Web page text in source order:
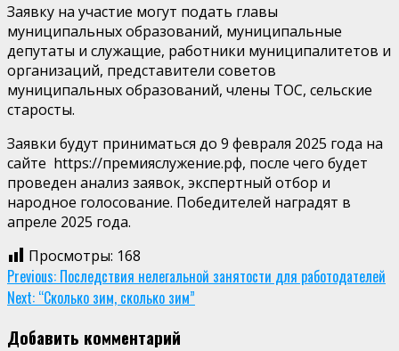
Заявку на участие могут подать главы
муниципальных образований, муниципальные
депутаты и служащие, работники муниципалитетов и
организаций, представители советов
муниципальных образований, члены ТОС, сельские
старосты.
Заявки будут приниматься до 9 февраля 2025 года на
сайте https://премияслужение.рф, после чего будет
проведен анализ заявок, экспертный отбор и
народное голосование. Победителей наградят в
апреле 2025 года.
Просмотры: 168
Continue
Reading
Previous: Последствия нелегальной занятости для работодателей
Next: “Сколько зим, сколько зим”
Добавить комментарий